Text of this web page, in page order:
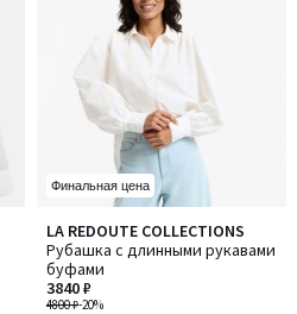
Финальная цена
LA REDOUTE COLLECTIONS
Рубашка с длинными рукавами
буфами
4800 ₽-20%
3840 ₽
Количество
цветов:
2